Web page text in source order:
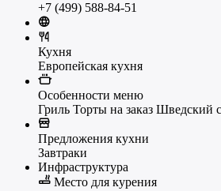
+7 (499) 588-84-51
Кухня
Европейская кухня
Особенности меню
Гриль Торты на заказ Шведский
Предложения кухни
Завтраки
Инфраструктура
Место для курения